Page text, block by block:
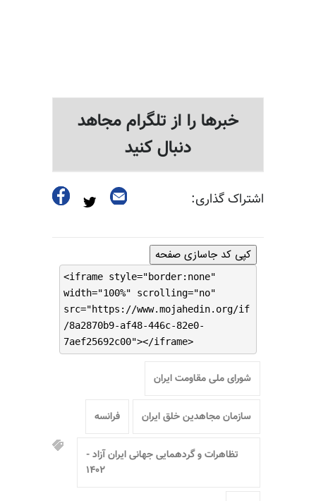
خبرها را از تلگرام مجاهد
دنبال کنید
اشتراک گذاری:
کپی کد جاسازی صفحه
<iframe style="border:none"
width="100%" scrolling="no"
src="https://www.mojahedin.org/if
/8a2870b9-af48-446c-82e0-
7aef25692c00"></iframe>
شورای ملی مقاومت ایران
سازمان مجاهدین خلق ایران فرانسه
تظاهرات و گردهمایی جهانی ایران آزاد -
۱۴۰۲